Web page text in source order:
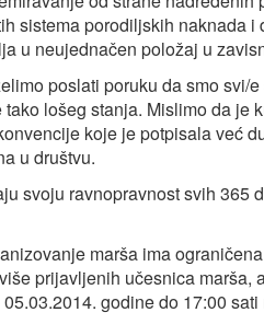
sistema porodiljskih naknada
u neujednačen položaj u
poslati poruku da smo
lošeg stanja. Mislimo da je
koje je potpisala već
u društvu.
svoju ravnopravnost svih 365
marša ima
prijavljenih učesnica
godine do 17:00